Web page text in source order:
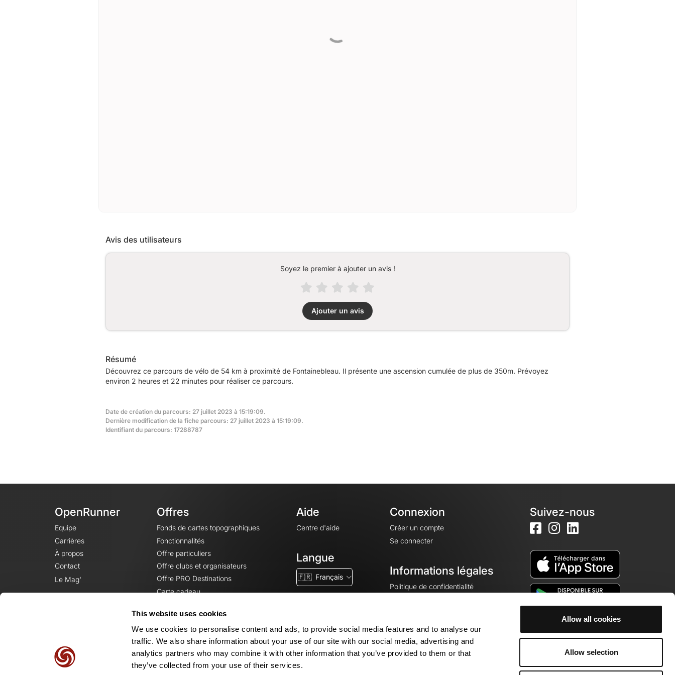
This website uses cookies
We use cookies to personalise content and ads, to provide social media features and to analyse our
traffic. We also share information about your use of our site with our social media, advertising and
analytics partners who may combine it with other information that you’ve provided to them or that
they’ve collected from your use of their services.
Allow all cookies
Allow selection
Avis des utilisateurs
Soyez le premier à ajouter un avis !
Ajouter un avis
Résumé
Découvrez ce parcours de vélo de 54 km à proximité de Fontainebleau. Il présente une ascension cumulée de plus de 350m. Prévoyez
environ 2 heures et 22 minutes pour réaliser ce parcours.
Date de création du parcours: 27 juillet 2023 à 15:19:09.
Dernière modification de la fiche parcours: 27 juillet 2023 à 15:19:09.
Identifiant du parcours: 17288787
OpenRunner
Equipe
Carrières
À propos
Contact
Le Mag'
Offres
Fonds de cartes topographiques
Fonctionnalités
Offre particuliers
Offre clubs et organisateurs
Offre PRO Destinations
Carte cadeau
Aide
Centre d'aide
Langue
🇫🇷 Français
Connexion
Créer un compte
Se connecter
Informations légales
Politique de confidentialité
Mentions légales
Paramètres des cookies
Suivez-nous